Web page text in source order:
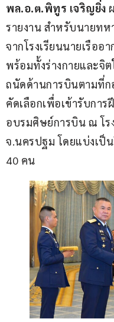
พล.อ.ต.พิทูร เจริญยิ่ง
รายงาน สำหรับนายท
จากโรงเรียนนายเรืออ
พร้อมทั้งร่างกายและจิ
ถนัดด้านการบินตามที่ก
คัดเลือกเพื่อเข้ารับกา
อบรมศิษย์การบิน ณ โร
จ.นครปฐม โดยแบ่งเป็
40 คน